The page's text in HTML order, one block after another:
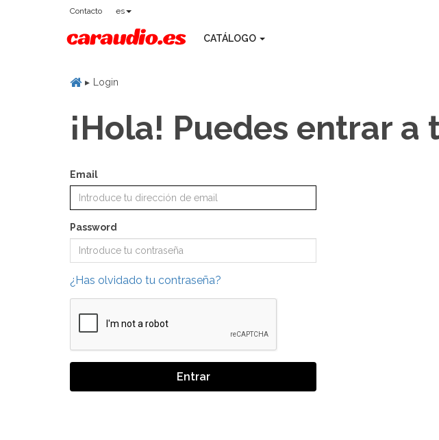
Contacto es
CATÁLOGO
Login
¡Hola! Puedes entrar
Email
Password
¿Has olvidado tu contraseña?
Entrar